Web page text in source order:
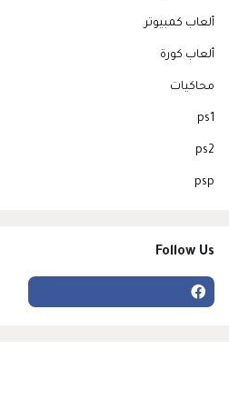
ألعاب كمبيوتر
ألعاب كورة
محاكيات
ps1
ps2
psp
Follow Us